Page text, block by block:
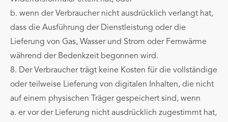
b. wenn der Verbraucher nicht ausdrücklich verlangt hat,
dass die Ausführung der Dienstleistung oder die
Lieferung von Gas, Wasser und Strom oder Fernwärme
während der Bedenkzeit begonnen wird.
8. Der Verbraucher trägt keine Kosten für die vollständige
oder teilweise Lieferung von digitalen Inhalten, die nicht
auf einem physischen Träger gespeichert sind, wenn
a. er vor der Lieferung nicht ausdrücklich zugestimmt hat,